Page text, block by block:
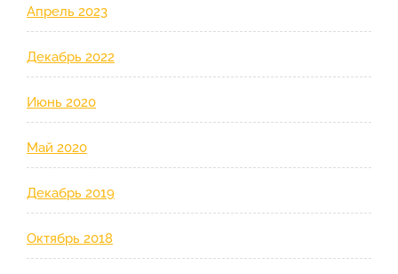
Апрель 2023
Декабрь 2022
Июнь 2020
Май 2020
Декабрь 2019
Октябрь 2018